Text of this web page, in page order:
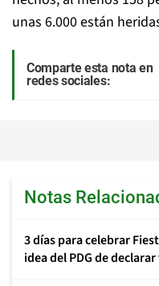
unas 6.000 están
Comparte esta nota en
redes sociales:
Notas
3 días para celebrar
idea del PDG de